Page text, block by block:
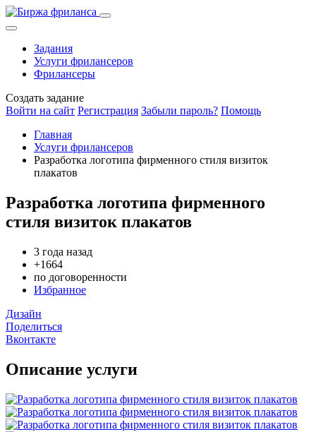
Задания
Услуги фрилансеров
Фрилансеры
Создать задание
Войти на сайт Регистрация Забыли пароль? Помощь
Главная
Услуги фрилансеров
Разработка логотипа фирменного стиля визиток
плакатов
Разработка логотипа фирменного
стиля визиток плакатов
3 года назад
+1664
по договоренности
Избранное
Дизайн
Поделиться
Вконтакте
Описание услуги